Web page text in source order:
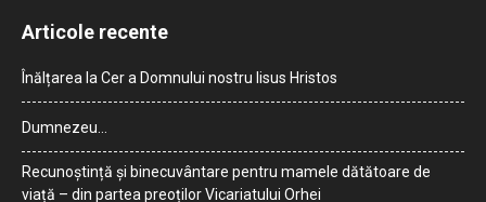
Articole recente
Înălțarea la Cer a Domnului nostru Iisus Hristos
Dumnezeu…
Recunoștință și binecuvântare pentru mamele dătătoare de
viață – din partea preoților Vicariatului Orhei